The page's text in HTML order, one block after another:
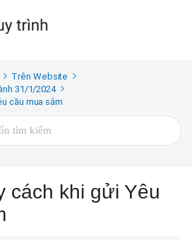
Trên Website
31/1/2024
cầu mua sắm
cách khi gửi Yêu